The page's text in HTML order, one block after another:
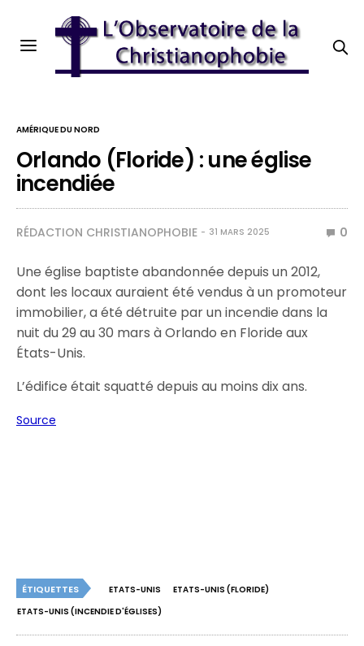
AMÉRIQUE DU NORD
Orlando (Floride) : une église
incendiée
RÉDACTION CHRISTIANOPHOBIE 31 MARS 2025 0
Une église baptiste abandonnée depuis un 2012,
dont les locaux auraient été vendus à un promoteur
immobilier, a été détruite par un incendie dans la
nuit du 29 au 30 mars à Orlando en Floride aux
États-Unis.
L’édifice était squatté depuis au moins dix ans.
Source
ÉTIQUETTES ETATS-UNIS
ETATS-UNIS (FLORIDE)
ETATS-UNIS (INCENDIE D'ÉGLISES)